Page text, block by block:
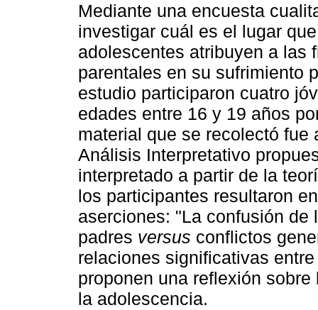
Mediante una encuesta
investigar cuál es el lugar
adolescentes atribuyen a las
parentales en su sufrimiento
estudio participaron cuatro
edades entre 16 y 19 años
material que se recolectó
Análisis Interpretativo
interpretado a partir de la
los participantes resultaron
aserciones: "La confusión
padres versus conflictos
relaciones significativas
proponen una reflexión
la adolescencia.